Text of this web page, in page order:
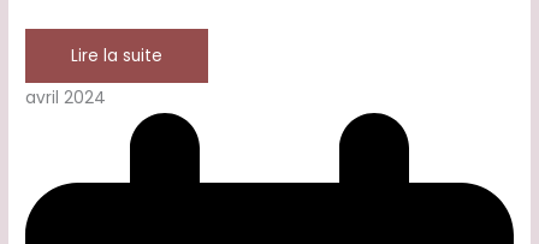
Lire la suite
avril 2024